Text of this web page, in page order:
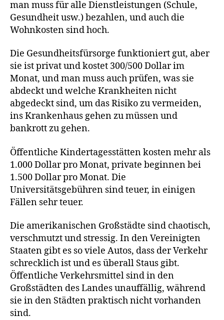
man muss für alle Dienstleistungen (Schule,
Gesundheit usw.) bezahlen, und auch die
Wohnkosten sind hoch.
Die Gesundheitsfürsorge funktioniert gut, aber
sie ist privat und kostet 300/500 Dollar im
Monat, und man muss auch prüfen, was sie
abdeckt und welche Krankheiten nicht
abgedeckt sind, um das Risiko zu vermeiden,
ins Krankenhaus gehen zu müssen und
bankrott zu gehen.
Öffentliche Kindertagesstätten kosten mehr als
1.000 Dollar pro Monat, private beginnen bei
1.500 Dollar pro Monat. Die
Universitätsgebühren sind teuer, in einigen
Fällen sehr teuer.
Die amerikanischen Großstädte sind chaotisch,
verschmutzt und stressig. In den Vereinigten
Staaten gibt es so viele Autos, dass der Verkehr
schrecklich ist und es überall Staus gibt.
Öffentliche Verkehrsmittel sind in den
Großstädten des Landes unauffällig, während
sie in den Städten praktisch nicht vorhanden
sind.